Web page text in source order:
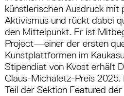
künstlerischen Ausdruck mit
Aktivismus und rückt dabei
den Mittelpunkt. Er ist
Project—einer der ersten
Kunstplattformen im
Stipendiat von Kvost erhält
Claus-Michaletz-Preis 2025.
Teil der Sektion Featured